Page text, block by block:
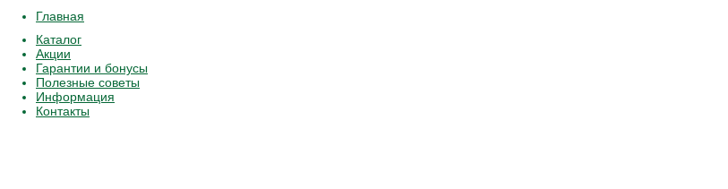
Главная
Каталог
Акции
Гарантии и бонусы
Полезные советы
Информация
Контакты